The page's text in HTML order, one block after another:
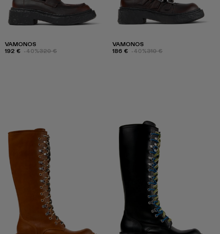
VAMONOS
192 € -40%320 €
VAMONOS
186 € -40%310 €